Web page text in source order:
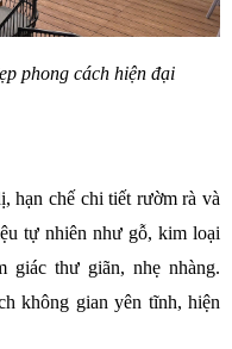
phong cách hiện đại
hạn chế chi tiết rườm rà và
tự nhiên như gỗ, kim loại
giác thư giãn, nhẹ nhàng.
không gian yên tĩnh, hiện